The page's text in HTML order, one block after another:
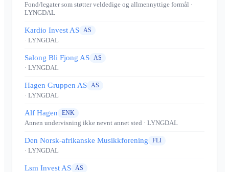
Fond/legater som støtter veldedige og allmennyttige formål ·
LYNGDAL
Kardio Invest AS AS
· LYNGDAL
Salong Bli Fjong AS AS
· LYNGDAL
Hagen Gruppen AS AS
· LYNGDAL
Alf Hagen ENK
Annen undervisning ikke nevnt annet sted · LYNGDAL
Den Norsk-afrikanske Musikkforening FLI
· LYNGDAL
Lsm Invest AS AS